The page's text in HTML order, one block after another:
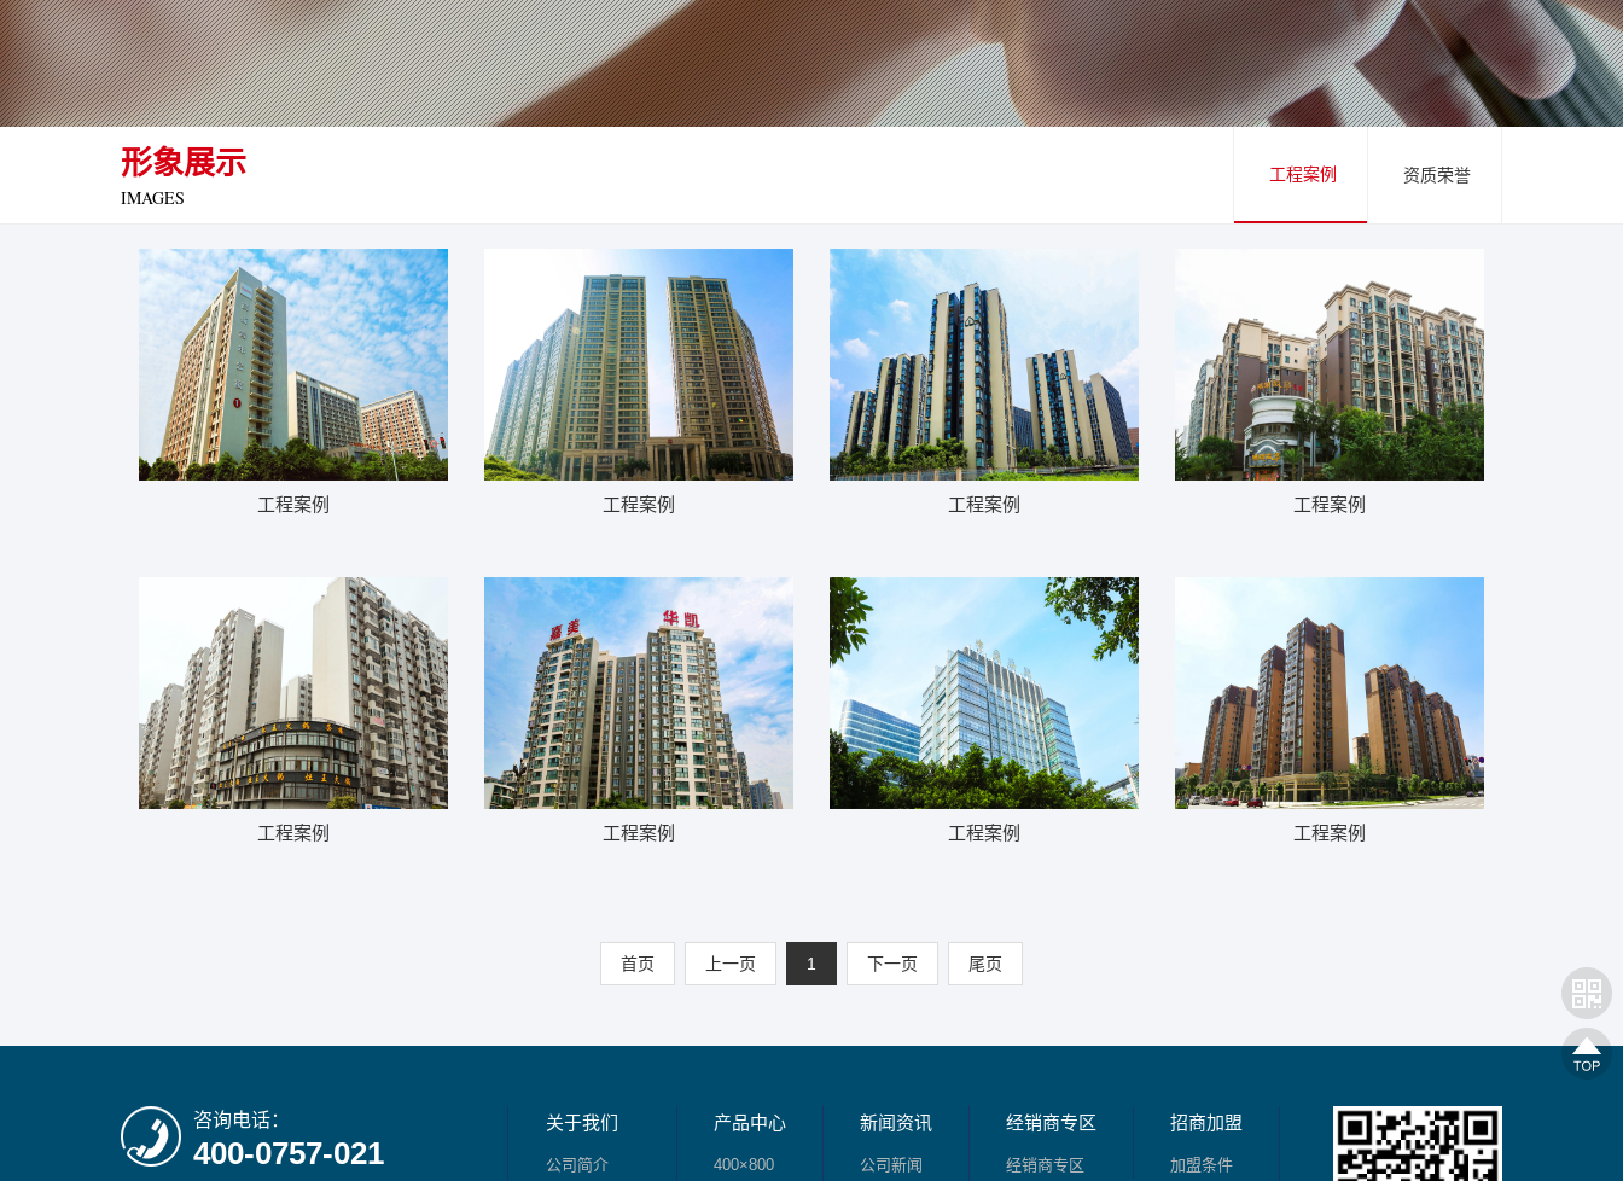
形象展示
IMAGES
工程案例 资质荣誉
工程案例 工程案例 工程案例 工程案例
工程案例 工程案例 工程案例 工程案例
首页 上一页 1 下一页 尾页
咨询电话：
400-0757-021
关于我们
公司简介
产品中心
400×800
新闻资讯
公司新闻
经销商专区
经销商专区
招商加盟
加盟条件